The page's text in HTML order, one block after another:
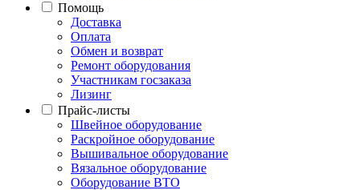
Помощь
Доставка
Оплата
Обмен и возврат
Ремонт оборудования
Участникам госзаказа
Лизинг
Прайс-листы
Швейное оборудование
Раскройное оборудование
Вышивальное оборудование
Вязальное оборудование
Оборудование ВТО